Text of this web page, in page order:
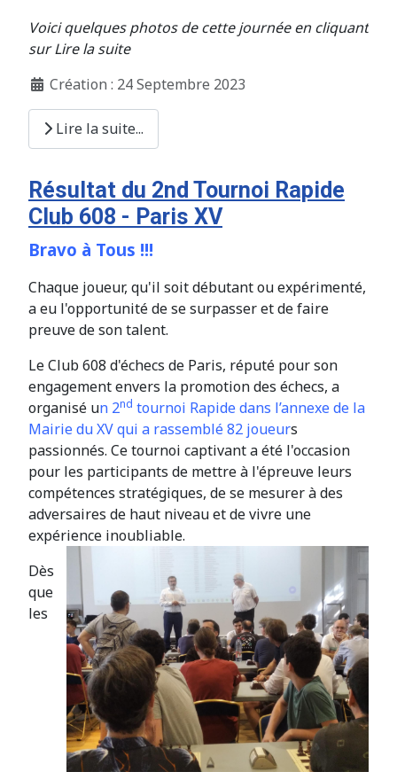
Voici quelques photos de cette journée en cliquant
sur Lire la suite
Création : 24 Septembre 2023
Lire la suite...
Résultat du 2nd Tournoi Rapide
Club 608 - Paris XV
Bravo à Tous !!!
Chaque joueur, qu'il soit débutant ou expérimenté,
a eu l'opportunité de se surpasser et de faire
preuve de son talent.
Le Club 608 d'échecs de Paris, réputé pour son
engagement envers la promotion des échecs, a
organisé un 2nd tournoi Rapide dans l’annexe de la
Mairie du XV qui a rassemblé 82 joueurs
passionnés. Ce tournoi captivant a été l'occasion
pour les participants de mettre à l'épreuve leurs
compétences stratégiques, de se mesurer à des
adversaires de haut niveau et de vivre une
expérience inoubliable.
Dès
que
les